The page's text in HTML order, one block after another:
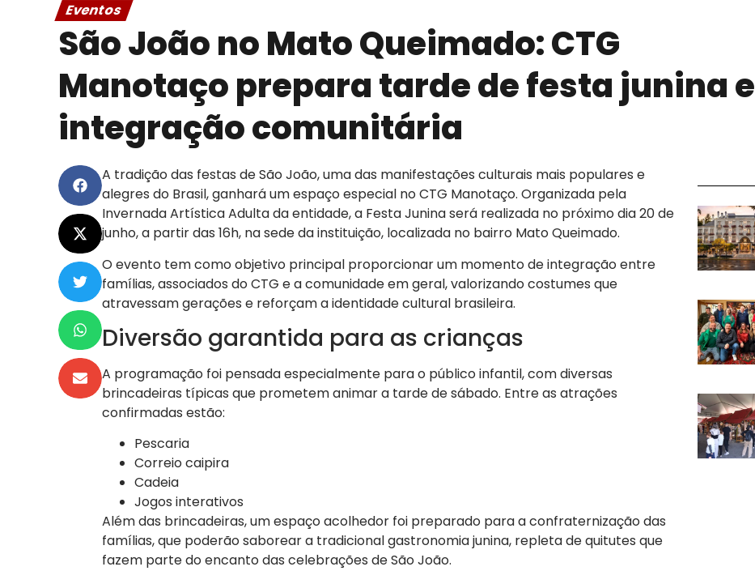
Eventos
São João no Mato Queimado: CTG
Manotaço prepara tarde de festa junina e
integração comunitária
A tradição das festas de São João, uma das manifestações culturais mais populares e
alegres do Brasil, ganhará um espaço especial no CTG Manotaço. Organizada pela
Invernada Artística Adulta da entidade, a Festa Junina será realizada no próximo dia 20 de
junho, a partir das 16h, na sede da instituição, localizada no bairro Mato Queimado.
O evento tem como objetivo principal proporcionar um momento de integração entre
famílias, associados do CTG e a comunidade em geral, valorizando costumes que
atravessam gerações e reforçam a identidade cultural brasileira.
Diversão garantida para as crianças
A programação foi pensada especialmente para o público infantil, com diversas
brincadeiras típicas que prometem animar a tarde de sábado. Entre as atrações
confirmadas estão:
Pescaria
Correio caipira
Cadeia
Jogos interativos
Além das brincadeiras, um espaço acolhedor foi preparado para a confraternização das
famílias, que poderão saborear a tradicional gastronomia junina, repleta de quitutes que
fazem parte do encanto das celebrações de São João.